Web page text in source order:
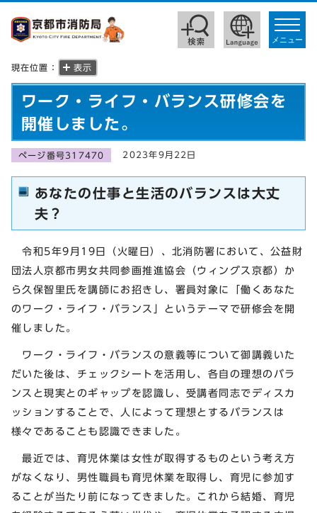
toggle
メニュー
現在位置： 表示
ワーク・ライフ・バランス研修会を
開催しました。
ページ番号317470 2023年9月22日
あなたの仕事と生活のバランスは大丈
夫？
令和5年9月19日（火曜日）、北消防署において、公益財
団法人京都市男女共同参画推進協会（ウィングス京都）か
ら久保智里氏を講師にお招きし、署員対象に「働くあなた
のワーク・ライフ・バランス」というテーマで研修会を開
催しました。
ワーク・ライフ・バランスの意義等について御講義いた
だいた後は、チェックシートを活用し、各自の理想のバラ
ンスと現実とのギャップを認識し、受講者同志でディスカ
ッションすることで、人によって理想とするバランスは
様々であることも認識できました。
最近では、育児休業は女性が取得するものという考え方
がなくなり、男性職員も育児休業を取得し、育児に参加す
ることが当たり前になってきました。これから結婚、育児